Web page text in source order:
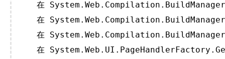
在
在
在
在